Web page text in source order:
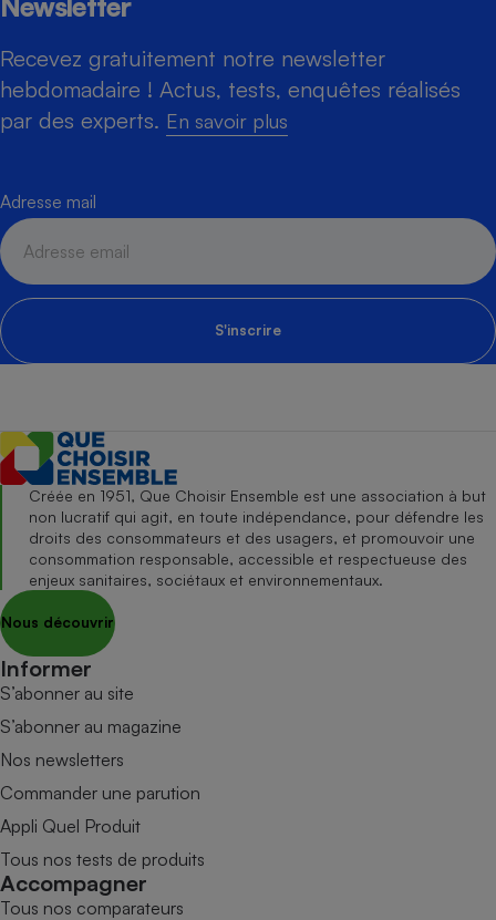
Recevez gratuitement notre newsletter
hebdomadaire ! Actus, tests, enquêtes réalisés
par des experts. En savoir plus
Adresse mail
S'inscrire
Créée en 1951, Que Choisir Ensemble est une association à but
non lucratif qui agit, en toute indépendance, pour défendre les
droits des consommateurs et des usagers, et promouvoir une
consommation responsable, accessible et respectueuse des
enjeux sanitaires, sociétaux et environnementaux.
Nous découvrir
Informer
S’abonner au site
S’abonner au magazine
Nos newsletters
Commander une parution
Appli Quel Produit
Tous nos tests de produits
Accompagner
Tous nos comparateurs